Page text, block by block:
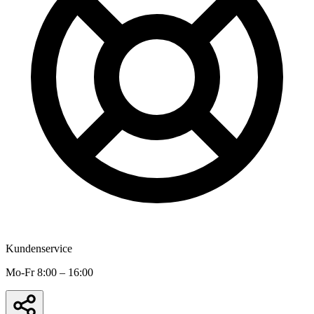
Kundenservice
Mo-Fr 8:00 – 16:00